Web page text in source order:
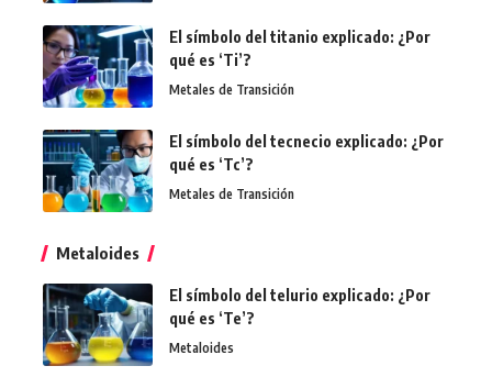
El símbolo del titanio explicado: ¿Por
qué es ‘Ti’?
Metales de Transición
El símbolo del tecnecio explicado: ¿Por
qué es ‘Tc’?
Metales de Transición
Metaloides
El símbolo del telurio explicado: ¿Por
qué es ‘Te’?
Metaloides